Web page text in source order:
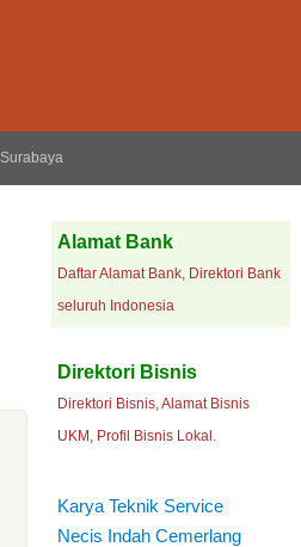
Surabaya
Alamat Bank
Daftar Alamat Bank, Direktori Bank
seluruh Indonesia
Direktori Bisnis
Direktori Bisnis, Alamat Bisnis
UKM, Profil Bisnis Lokal.
Karya Teknik Service
Necis Indah Cemerlang